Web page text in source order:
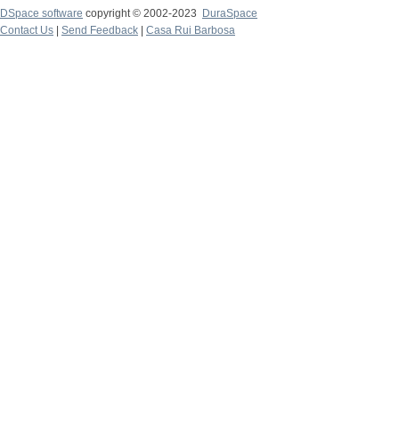
DSpace software copyright © 2002-2023
DuraSpace
Contact Us
Send Feedback Casa Rui Barbosa